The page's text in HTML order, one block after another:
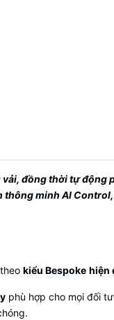
đồng thời tự động
minh AI
kiểu Bespoke hiện
phù hợp cho mọi đối